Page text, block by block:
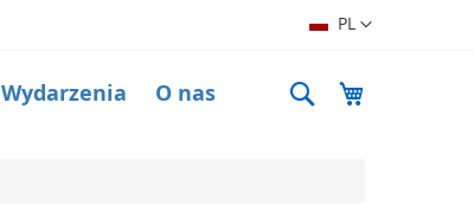
JęzykPL
Wydarzenia O nas Search